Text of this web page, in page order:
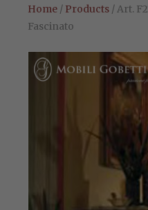
Home / Products / Art.
Fascinato